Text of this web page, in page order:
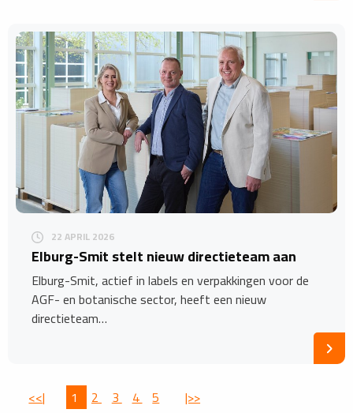
22 APRIL 2026
​Elburg-Smit stelt nieuw directieteam aan
Elburg-Smit, actief in labels en verpakkingen voor de
AGF- en botanische sector, heeft een nieuw
directieteam…
<<| 1 2 3 4 5 |>>